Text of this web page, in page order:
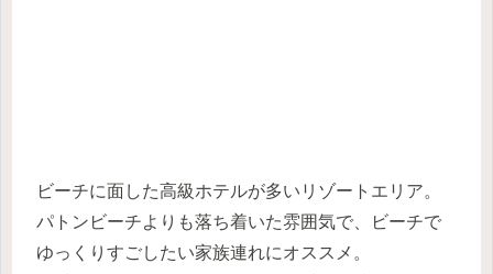
ビーチに面した高級ホテルが多いリゾートエリア。
パトンビーチよりも落ち着いた雰囲気で、ビーチで
ゆっくりすごしたい家族連れにオススメ。